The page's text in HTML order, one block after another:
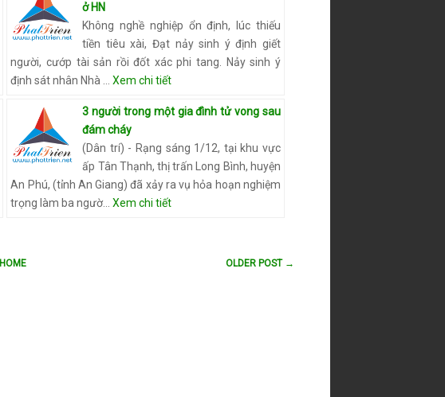
ở HN
Không nghề nghiệp ổn định, lúc thiếu
tiền tiêu xài, Đạt nảy sinh ý định giết
người, cướp tài sản rồi đốt xác phi tang. Nảy sinh ý
định sát nhân Nhà …
Xem chi tiết
3 người trong một gia đình tử vong sau
đám cháy
(Dân trí) - Rạng sáng 1/12, tại khu vực
ấp Tân Thạnh, thị trấn Long Bình, huyện
An Phú, (tỉnh An Giang) đã xảy ra vụ hỏa hoạn nghiệm
trọng làm ba ngườ…
Xem chi tiết
OLDER POST →
HOME